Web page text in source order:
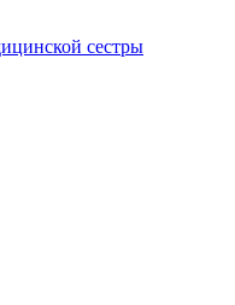
сестры